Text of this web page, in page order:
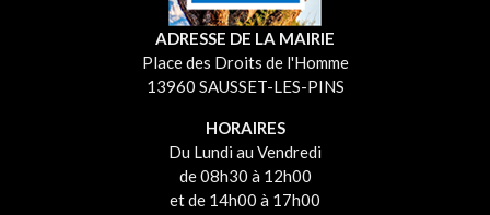
ADRESSE DE LA MAIRIE
Place des Droits de l'Homme
13960 SAUSSET-LES-PINS
HORAIRES
Du Lundi au Vendredi
de 08h30 à 12h00
et de 14h00 à 17h00